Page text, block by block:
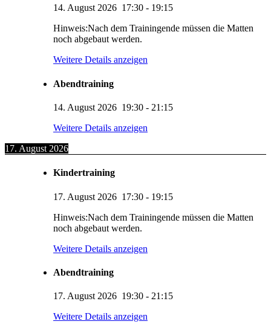
14. August 2026 17:30 - 19:15
Hinweis:Nach dem Trainingende müssen die Matten
noch abgebaut werden.
Weitere Details anzeigen
Abendtraining
14. August 2026 19:30 - 21:15
Weitere Details anzeigen
17. August 2026
Kindertraining
17. August 2026 17:30 - 19:15
Hinweis:Nach dem Trainingende müssen die Matten
noch abgebaut werden.
Weitere Details anzeigen
Abendtraining
17. August 2026 19:30 - 21:15
Weitere Details anzeigen